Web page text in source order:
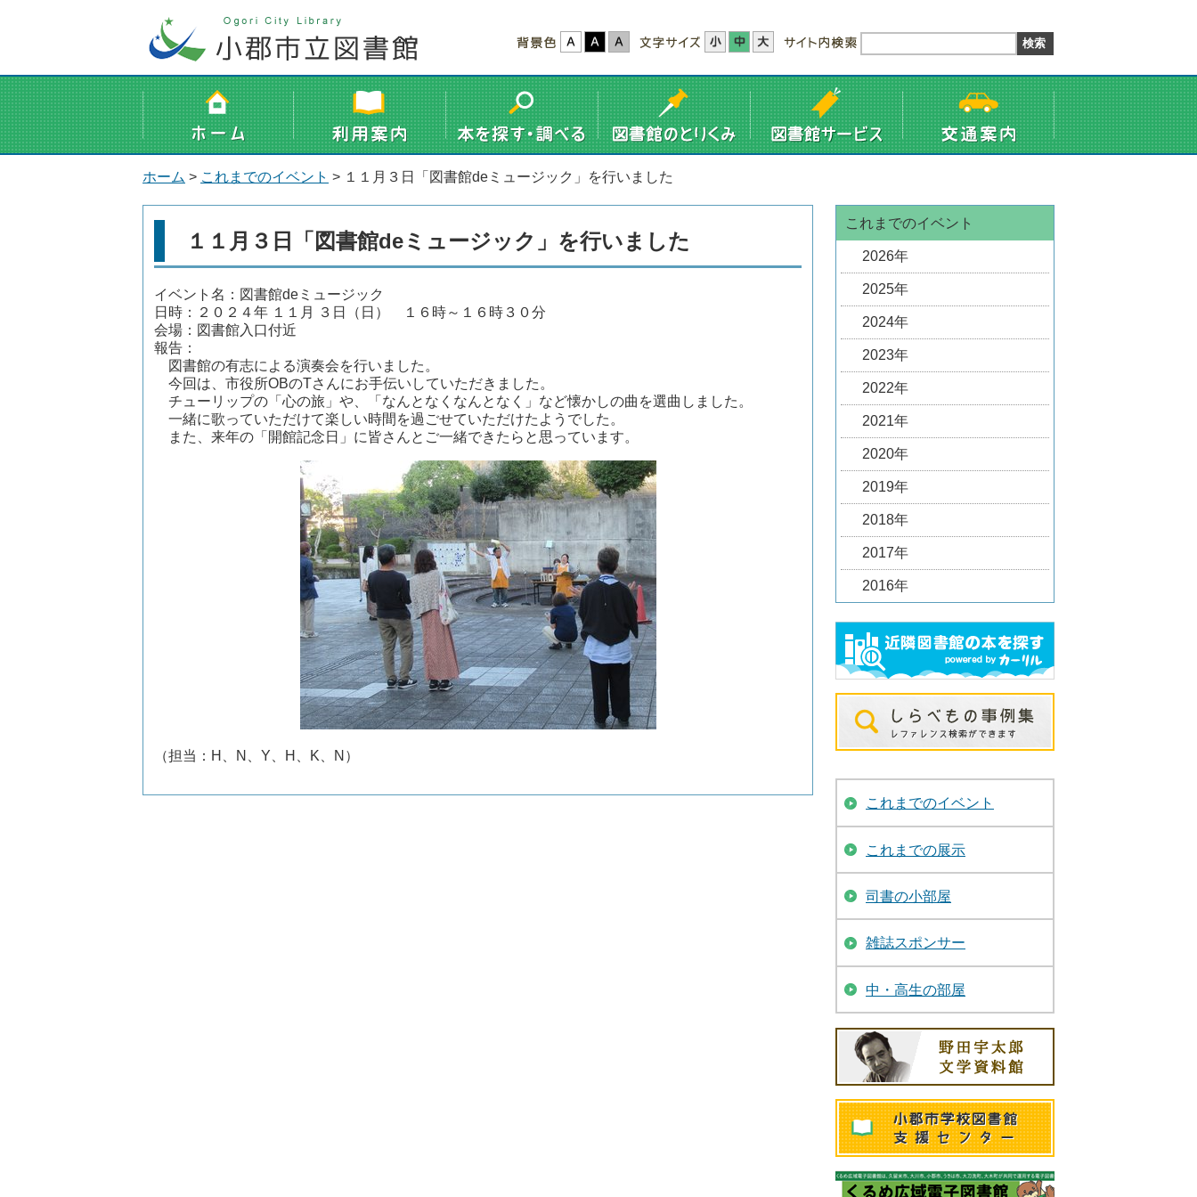
ホーム > これまでのイベント > １１月３日「図書館deミュージック」を行いました
１１月３日「図書館deミュージック」を行いました
イベント名：図書館deミュージック
日時：２０２４年 １１月 ３日（日） １６時～１６時３０分
会場：図書館入口付近
報告：
図書館の有志による演奏会を行いました。
今回は、市役所OBのTさんにお手伝いしていただきました。
チューリップの「心の旅」や、「なんとなくなんとなく」など懐かしの曲を選曲しました。
一緒に歌っていただけて楽しい時間を過ごせていただけたようでした。
また、来年の「開館記念日」に皆さんとご一緒できたらと思っています。
（担当：H、N、Y、H、K、N）
これまでのイベント
2026年
2025年
2024年
2023年
2022年
2021年
2020年
2019年
2018年
2017年
2016年
これまでのイベント
これまでの展示
司書の小部屋
雑誌スポンサー
中・高生の部屋